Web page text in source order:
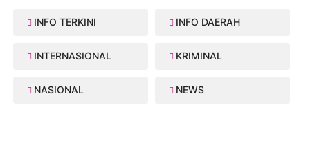
INFO TERKINI INFO DAERAH
INTERNASIONAL KRIMINAL
NASIONAL NEWS